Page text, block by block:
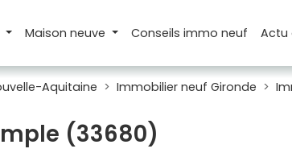
Maison neuve Conseilsimmo neuf Actu
Aquitaine Immobilier neuf Gironde
(33680)